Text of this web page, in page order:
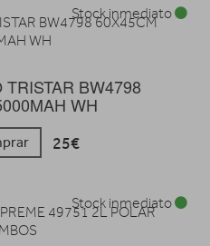
BW4798
WH
25€
Stock inmediato
Stock inmediato